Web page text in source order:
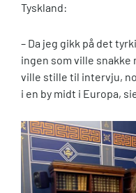
Tyskland:
– Da jeg gikk på det
ingen som ville snakke
ville stille til intervju,
i en by midt i Europa,